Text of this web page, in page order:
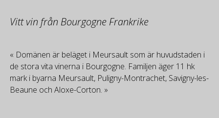
Vitt vin från Bourgogne Frankrike
« Domänen är beläget i Meursault som är huvudstaden i
de stora vita vinerna i Bourgogne. Familjen äger 11 hk
mark i byarna Meursault, Puligny-Montrachet, Savigny-les-
Beaune och Aloxe-Corton. »